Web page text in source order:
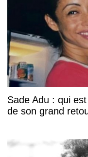
Sade Adu : qui
de son grand